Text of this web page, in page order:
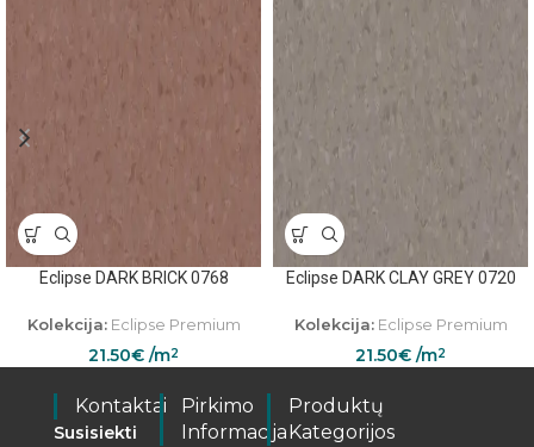
Eclipse DARK BRICK 0768
Kolekcija:Eclipse Premium
21.50€ /m2
Eclipse DARK CLAY GREY 0720
Kolekcija:Eclipse Premium
21.50€ /m2
Kontaktai
Susisiekti
Pirkimo
Informacija
Produktų
Kategorijos